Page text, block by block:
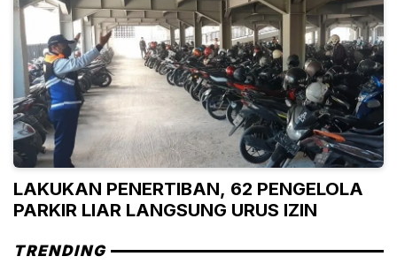
LAKUKAN PENERTIBAN, 62 PENGELOLA
PARKIR LIAR LANGSUNG URUS IZIN
TRENDING